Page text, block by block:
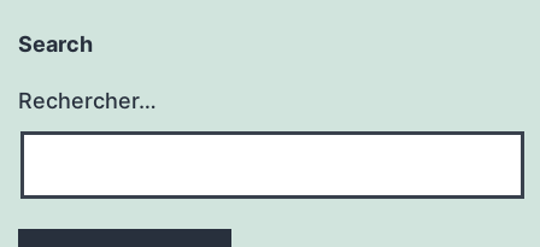
Search
Rechercher…